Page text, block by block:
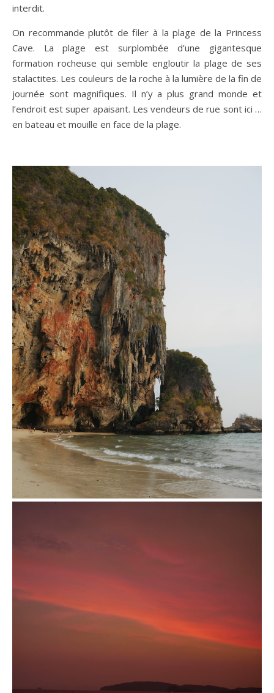
interdit.
On recommande plutôt de filer à la plage de la Princess
Cave. La plage est surplombée d’une gigantesque
formation rocheuse qui semble engloutir la plage de ses
stalactites. Les couleurs de la roche à la lumière de la fin de
journée sont magnifiques. Il n’y a plus grand monde et
l’endroit est super apaisant. Les vendeurs de rue sont ici …
en bateau et mouille en face de la plage.